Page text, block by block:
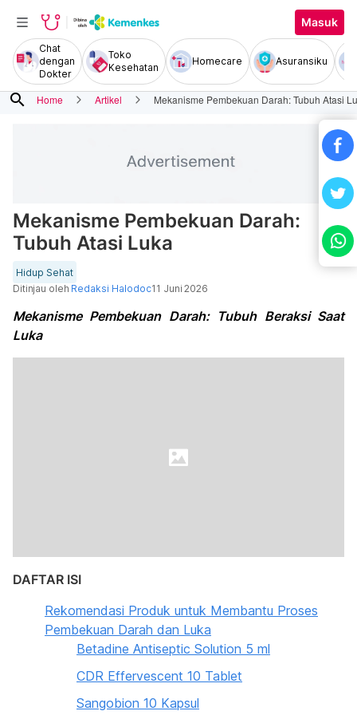
Masuk
Chat
dengan
Dokter
Toko
Kesehatan
Homecare Asuransiku
search Home Artikel Mekanisme Pembekuan Darah: Tubuh Atasi
Mekanisme Pembekuan Darah:
Tubuh Atasi Luka
Hidup Sehat
Ditinjau oleh Redaksi Halodoc11 Juni 2026
Mekanisme Pembekuan Darah: Tubuh Beraksi Saat
Luka
DAFTAR ISI
Rekomendasi Produk untuk Membantu Proses
Pembekuan Darah dan Luka
Betadine Antiseptic Solution 5 ml
CDR Effervescent 10 Tablet
Sangobion 10 Kapsul